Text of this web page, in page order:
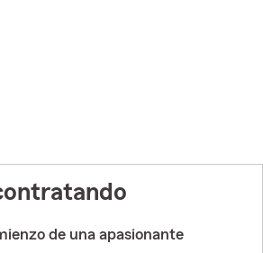
de una apasionante